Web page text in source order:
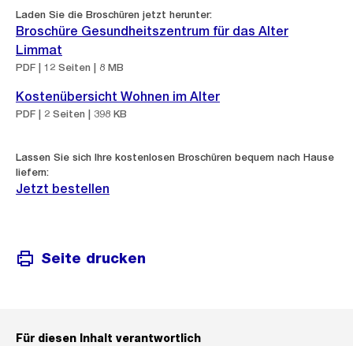
Laden Sie die Broschüren jetzt herunter:
Broschüre Gesundheitszentrum für das Alter
Limmat
PDF | 12 Seiten | 8 MB
Kostenübersicht Wohnen im Alter
PDF | 2 Seiten | 398 KB
Lassen Sie sich Ihre kostenlosen Broschüren bequem nach Hause
liefern:
Jetzt bestellen
Seite drucken
Für diesen Inhalt verantwortlich